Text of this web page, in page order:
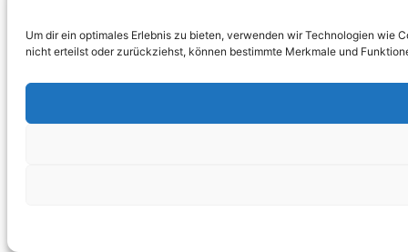
Um dir ein optimales Erlebnis zu bieten, verwenden wir Technologien wie
nicht erteilst oder zurückziehst, können bestimmte Merkmale und